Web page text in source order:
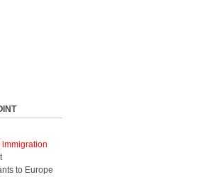
immigration
to Europe